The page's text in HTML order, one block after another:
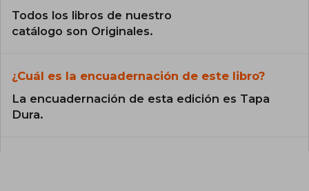
Todos los libros de nuestro
catálogo son Originales.
¿Cuál es la encuadernación de este libro?
La encuadernación de esta edición es Tapa
Dura.